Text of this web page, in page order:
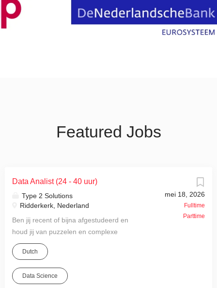
Featured Jobs
mei 18, 2026
Fulltime
Parttime
Data Analist (24 - 40 uur)
Type 2 Solutions
Ridderkerk, Nederland
Ben jij recent of bijna afgestudeerd en
houd jij van puzzelen en complexe
vraagstukken? Voor de versterking van
ons team zoeken wij een Junior Data
Analist ! Als Data Analist bij Type 2
Solutions houd je je bezig met
Dutch
Data Science